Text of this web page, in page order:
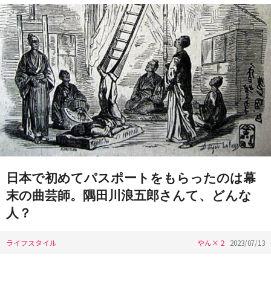
日本で初めてパスポートをもらったのは幕
末の曲芸師。隅田川浪五郎さんて、どんな
人？
ライフスタイル やん×２ 2023/07/13